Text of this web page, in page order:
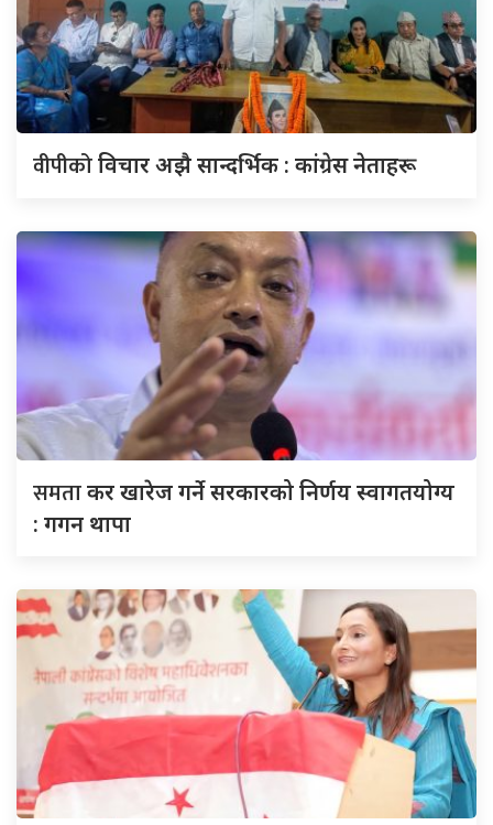
वीपीकोविचार अझै सान्दर्भिक : कांग्रेस नेताहरू
समताकर खारेज गर्ने सरकारको निर्णय स्वागतयोग्य
: गगन थापा